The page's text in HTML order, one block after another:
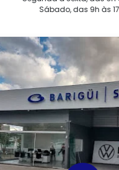
T-
Avenida Presidente